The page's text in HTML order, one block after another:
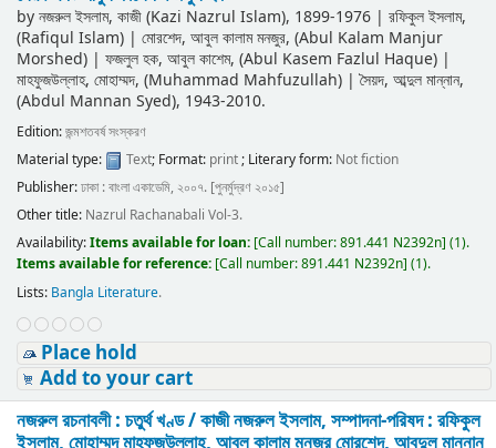
byনজরুল ইসলাম, কাজী (Kazi Nazrul Islam), 1899-1976| রফিকুল ইসলাম,
(Rafiqul Islam)| মোরশেদ, আবুল কালাম মনজুর, (Abul Kalam Manjur
Morshed)| ফজলুল হক, আবুল কাশেম, (Abul Kasem Fazlul Haque)|
মাহফুজউল্লাহ, মোহাম্মদ, (Muhammad Mahfuzullah)|সৈয়দ, আব্দুল মান্নান,
(Abdul Mannan Syed), 1943-2010.
Edition:জন্মশতবর্ষ সংস্করণ
Material type:
Text; Format: print; Literary form: Not fiction
Publisher:ঢাকা : বাংলা একাডেমি, ২০০৭. [পুনর্মুদ্রণ ২০১৫]
Other title: Nazrul Rachanabali Vol-3.
Availability:Items available for loan: [Call number:891.441 N2392n] (1).
Items available for reference: [Call number:891.441 N2392n] (1).
Lists: Bangla Literature.
Place hold
Add to your cart
নজরুল রচনাবলী : চতুর্থ খণ্ড /কাজী নজরুল ইসলাম, সম্পাদনা-পরিষদ : রফিকুল